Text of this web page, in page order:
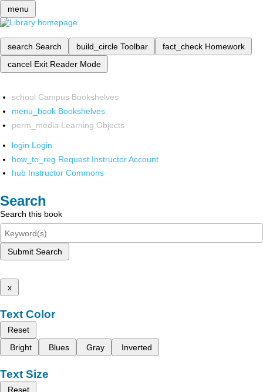
menu
search Search build_circle Toolbar fact_check Homework
cancel Exit Reader Mode
school Campus Bookshelves
menu_book Bookshelves
perm_media Learning Objects
login Login
how_to_reg Request Instructor Account
hub Instructor Commons
Search
Search this book
Submit Search
x
Text Color
Reset
Bright
Blues Gray Inverted
Text Size
Reset